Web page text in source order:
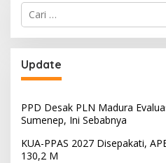
Cari
untuk:
Update
PPD Desak PLN Madura
Sumenep, Ini Sebabnya
KUA-PPAS 2027 Disepakati,
130,2 M